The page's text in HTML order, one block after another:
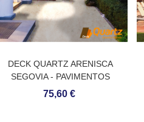
DECK QUARTZ ARENISCA
SEGOVIA - PAVIMENTOS
CONTÍNUOS DE QUARTZO
75,60 €